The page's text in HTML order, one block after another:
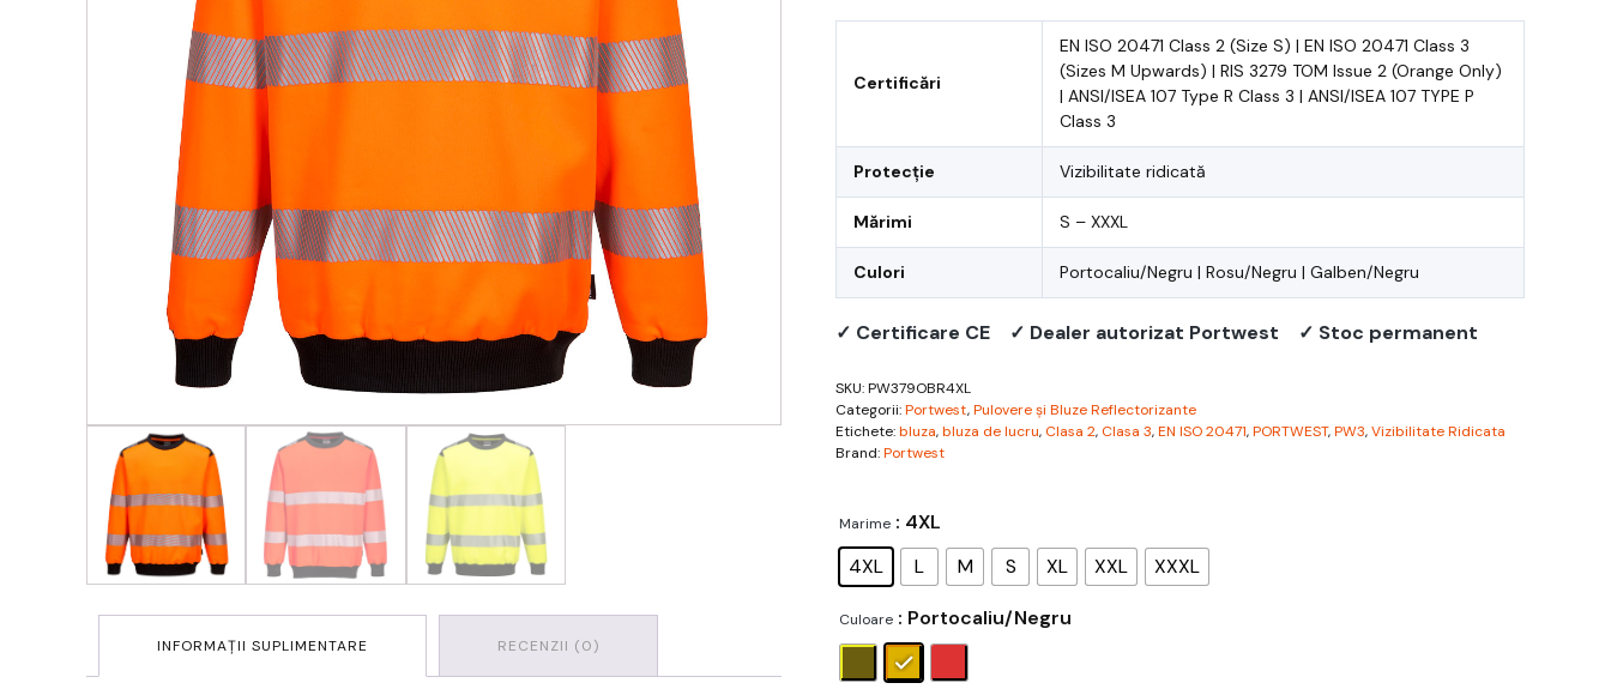
INFORMAȚII SUPLIMENTARE RECENZII (0)
Certificări
EN ISO 20471 Class 2 (Size S) | EN ISO 20471 Class 3
(Sizes M Upwards) | RIS 3279 TOM Issue 2 (Orange Only)
| ANSI/ISEA 107 Type R Class 3 | ANSI/ISEA 107 TYPE P
Class 3
Protecție Vizibilitate ridicată
Mărimi S – XXXL
Culori Portocaliu/Negru | Rosu/Negru | Galben/Negru
✓ Certificare CE ✓ Dealer autorizat Portwest ✓ Stoc permanent
SKU:PW379OBR4XL
Categorii:Portwest,Pulovere și Bluze Reflectorizante
Etichete:bluza,bluza de lucru, Clasa 2, Clasa 3,EN ISO 20471,PORTWEST,PW3,Vizibilitate Ridicata
Brand:Portwest
Marime : 4XL
4XL
L M S XL XXL XXXL
Culoare : Portocaliu/Negru